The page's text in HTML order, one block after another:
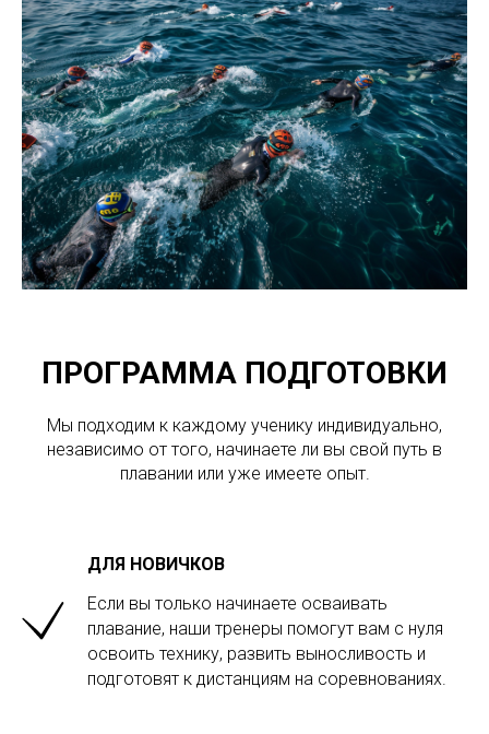
ПРОГРАММА ПОДГОТОВКИ
Мы подходим к каждому ученику индивидуально,
независимо от того, начинаете ли вы свой путь в
плавании или уже имеете опыт.
ДЛЯ НОВИЧКОВ
Если вы только начинаете осваивать
плавание, наши тренеры помогут вам с нуля
освоить технику, развить выносливость и
подготовят к дистанциям на соревнованиях.